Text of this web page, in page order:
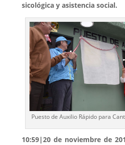
sicológica y asistencia social.
Puesto de Auxilio Rápido para
10:59|20 de noviembre de